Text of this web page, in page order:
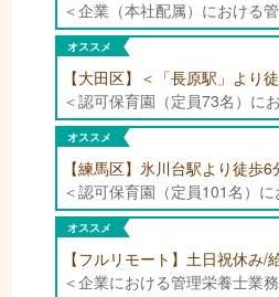
オススメ
オススメ
オススメ